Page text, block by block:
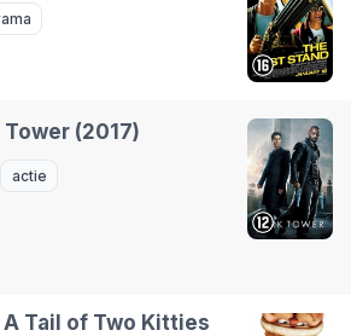
Tower (2017)
actie
Tail of Two Kitties